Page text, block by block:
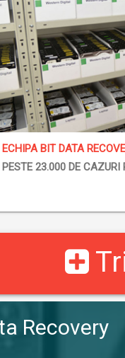
ECHIPA BIT DATA
PESTE 23.000 DE
Recovery